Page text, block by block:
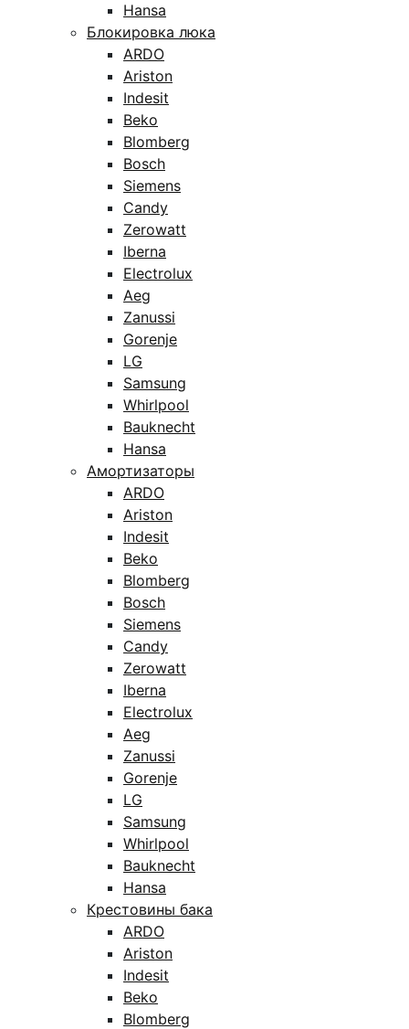
Hansa
Блокировка люка
ARDO
Ariston
Indesit
Beko
Blomberg
Bosch
Siemens
Candy
Zerowatt
Iberna
Electrolux
Aeg
Zanussi
Gorenje
LG
Samsung
Whirlpool
Bauknecht
Hansa
Амортизаторы
ARDO
Ariston
Indesit
Beko
Blomberg
Bosch
Siemens
Candy
Zerowatt
Iberna
Electrolux
Aeg
Zanussi
Gorenje
LG
Samsung
Whirlpool
Bauknecht
Hansa
Крестовины бака
ARDO
Ariston
Indesit
Beko
Blomberg